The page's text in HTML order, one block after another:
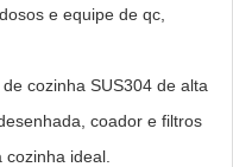
e equipe de qc,
cozinha SUS304 de alta
coador e filtros
ideal.